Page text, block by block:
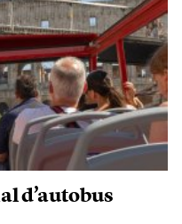
d’autobus